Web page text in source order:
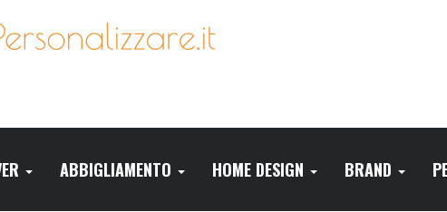
ABBIGLIAMENTO HOME DESIGN BRAND